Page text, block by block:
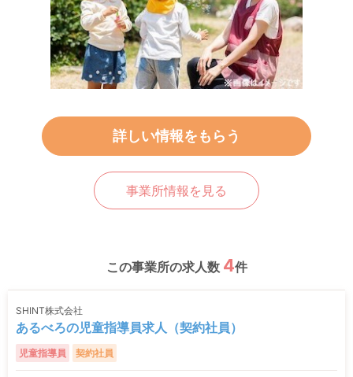
詳しい情報をもらう
事業所情報を見る
この事業所の求人数 4件
SHINT株式会社
あるべろの児童指導員求人（契約社員）
児童指導員 契約社員